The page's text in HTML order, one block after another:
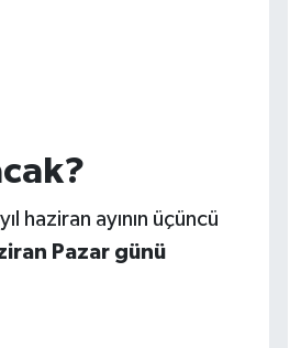
haziran ayının üçüncü
Pazar günü